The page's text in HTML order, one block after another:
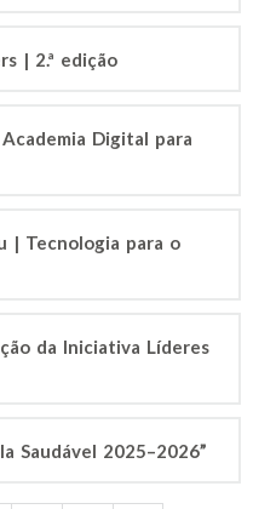
| 2.ª edição
Digital para
| Tecnologia para o
da Iniciativa Líderes
Saudável 2025–2026”